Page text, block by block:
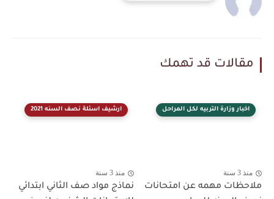
مقالات قد تهمك
اخبار وزارة التربيه لكل المراحل
منذ 3 سنة
ملاحظات مهمه عن امتحانات
ارشيف اسئلة نصف السنه 2021
منذ 3 سنة
نماذج مواد صف الثاني ابتدائي